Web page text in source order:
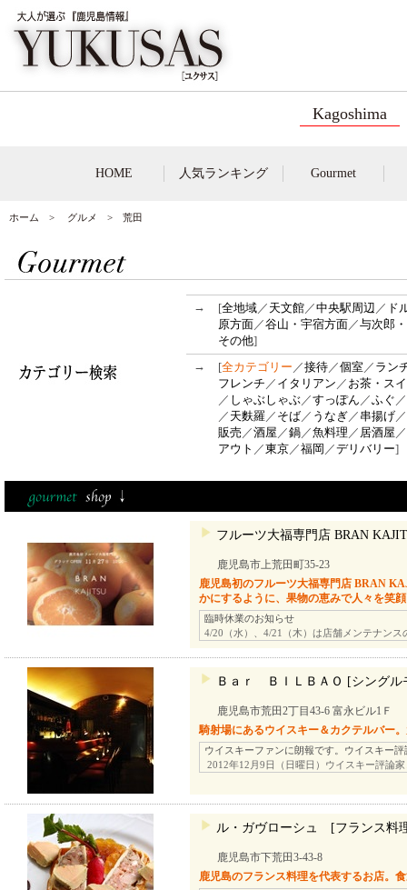
Kagoshima
HOME 人気ランキング Gourmet
ホーム > グルメ > 荒田
→ [全地域／ 天文館／中央駅周辺 ／ ド
原方面／谷山・宇宿方面／与次郎
その他]
→
[全カテゴリー ／接待／個室／ ラン
フレンチ ／ イタリアン ／ お茶・ス
／ しゃぶしゃぶ／すっぽん ／ふぐ ／
／ 天麩羅／ そば／ うなぎ／ 串揚げ／
販売 ／酒屋 ／鍋／魚料理 ／ 居酒屋 ／
アウト ／東京／福岡 ／デリバリー]
フルーツ大福専門店 BRAN
鹿児島市上荒田町35-23
鹿児島初のフルーツ大福専門店 BRAN
かにするように、果物の恵みで人々を笑
臨時休業のお知らせ
4/20（水）、4/21（木）は店舗メンテナン
Ｂａｒ ＢＩＬＢＡＯ [シングル
鹿児島市荒田2丁目43-6 富永ビル1Ｆ
騎射場にあるウイスキー＆カクテルバー
ウイスキーファンに朗報です。ウイスキー
2012年12月9日（日曜日）ウイスキー評論
ル・ガヴローシュ [フランス料
鹿児島市下荒田3-43-8
鹿児島のフランス料理を代表するお店。